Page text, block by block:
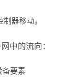
器移动。
中的流向：
备要素